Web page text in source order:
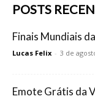
POSTS
Finais Mundiais
Lucas Felix - 3 de
Emote Grátis da